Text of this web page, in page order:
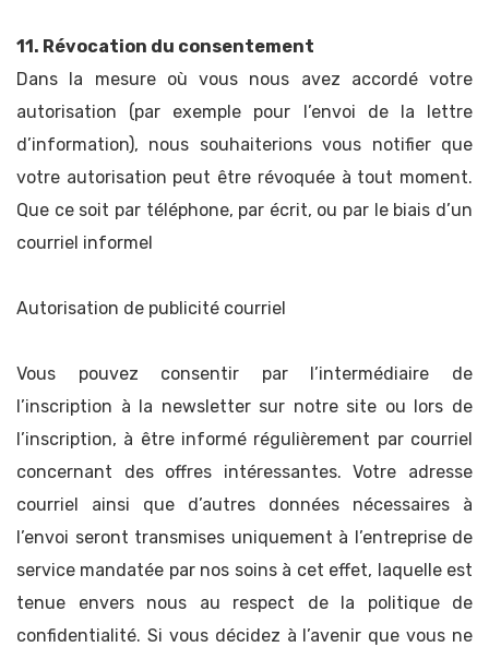
11. Révocation du consentement
Dans la mesure où vous nous avez accordé votre
autorisation (par exemple pour l’envoi de la lettre
d’information), nous souhaiterions vous notifier que
votre autorisation peut être révoquée à tout moment.
Que ce soit par téléphone, par écrit, ou par le biais d’un
courriel informel
Autorisation de publicité courriel
Vous pouvez consentir par l’intermédiaire de
l’inscription à la newsletter sur notre site ou lors de
l’inscription, à être informé régulièrement par courriel
concernant des offres intéressantes. Votre adresse
courriel ainsi que d’autres données nécessaires à
l’envoi seront transmises uniquement à l’entreprise de
service mandatée par nos soins à cet effet, laquelle est
tenue envers nous au respect de la politique de
confidentialité. Si vous décidez à l’avenir que vous ne